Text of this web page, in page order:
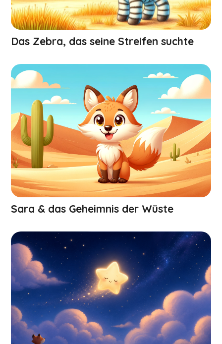
Das Zebra, das seine Streifen suchte
Sara & das Geheimnis der Wüste